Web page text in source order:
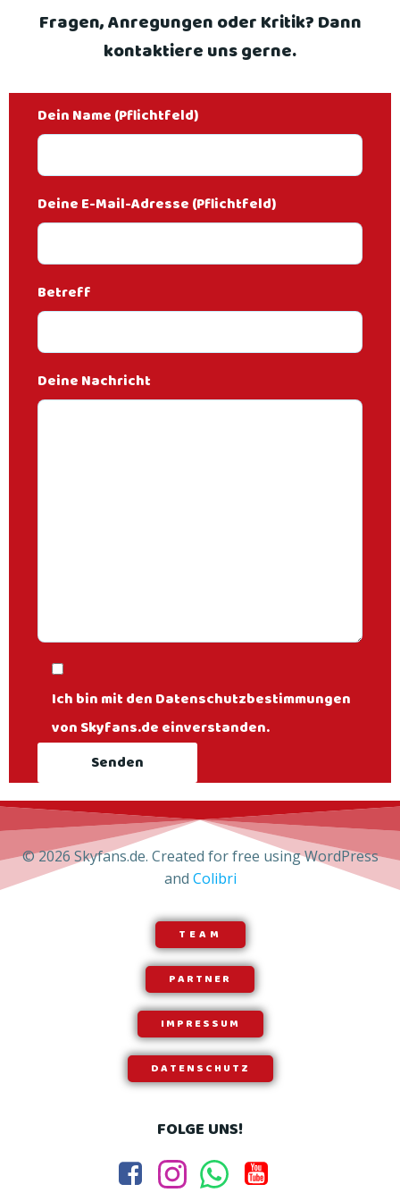
Fragen, Anregungen oder Kritik? Dann
kontaktiere uns gerne.
Dein Name (Pflichtfeld)
Deine E-Mail-Adresse (Pflichtfeld)
Betreff
Deine Nachricht
Ich bin mit den Datenschutzbestimmungen
von Skyfans.de einverstanden.
© 2026 Skyfans.de. Created for free using WordPress
and Colibri
TEAM
PARTNER
IMPRESSUM
DATENSCHUTZ
FOLGE UNS!